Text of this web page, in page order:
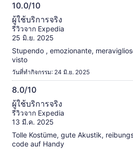
10.0/10
10.0
จาก
10
ผู้ใช้บริการจริง
รีวิวจาก Expedia
25 มิ.ย. 2025
Stupendo , emozionante,
visto
วันที่ทำกิจกรรม: 24 มิ.ย. 2025
8.0/10
8.0
จาก
10
ผู้ใช้บริการจริง
รีวิวจาก Expedia
13 มี.ค. 2025
Tolle Kostüme, gute Akustik,
code auf Handy